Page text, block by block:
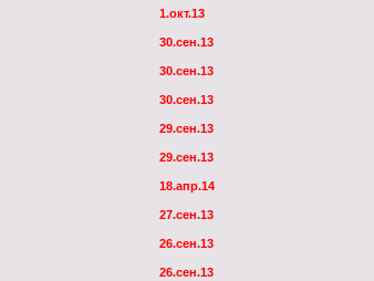
1.окт.13
30.сен.13
30.сен.13
30.сен.13
29.сен.13
29.сен.13
18.апр.14
27.сен.13
26.сен.13
26.сен.13